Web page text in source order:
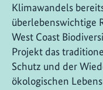
Klimawandels
überlebenswichtige
West Coast
Projekt das
Schutz und der
ökologischen